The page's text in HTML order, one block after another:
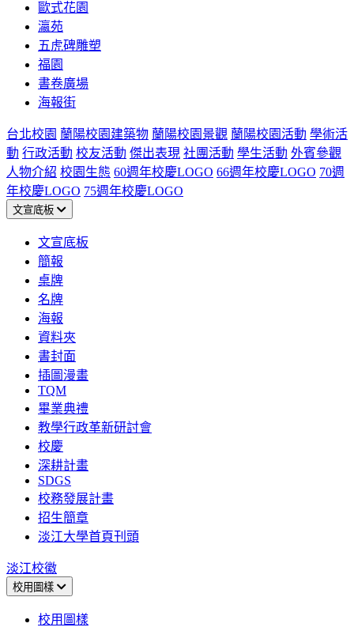
歐式花園
瀛苑
五虎碑雕塑
福園
書卷廣場
海報街
台北校園 蘭陽校園建築物 蘭陽校園景觀 蘭陽校園活動 學術活
動 行政活動 校友活動 傑出表現 社團活動 學生活動 外賓參觀
人物介紹 校園生態 60週年校慶LOGO 66週年校慶LOGO 70週
年校慶LOGO 75週年校慶LOGO
文宣底板
文宣底板
簡報
桌牌
名牌
海報
資料夾
書封面
插圖漫畫
TQM
畢業典禮
教學行政革新研討會
校慶
深耕計畫
SDGS
校務發展計畫
招生簡章
淡江大學首頁刊頭
淡江校徽
校用圖樣
校用圖樣